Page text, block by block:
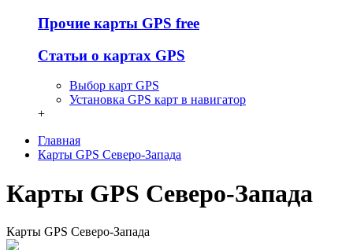
Прочие карты GPS free
Статьи о картах GPS
Выбор карт GPS
Установка GPS карт в навигатор
+
Главная
Карты GPS Северо-Запада
Карты GPS Северо-Запада
Карты GPS Северо-Запада